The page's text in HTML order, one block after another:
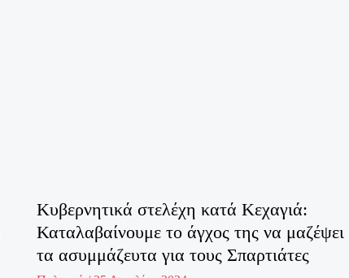
Κυβερνητικά στελέχη κατά Κεχαγιά:
Καταλαβαίνουμε το άγχος της να μαζέψει
τα ασυμμάζευτα για τους Σπαρτιάτες